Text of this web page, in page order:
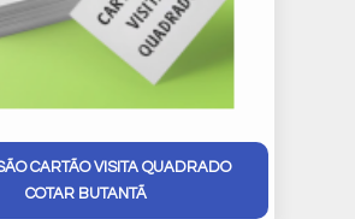
CARTÃO VISITA QUADRADO
COTAR BUTANTÃ